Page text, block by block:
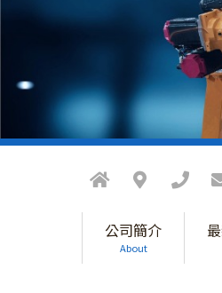
公司簡介
About
防疫政策